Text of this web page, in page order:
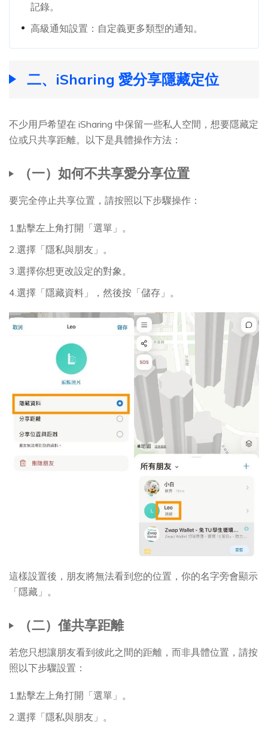
記錄。
高級通知設置：自定義更多類型的通知。
二、iSharing 愛分享隱藏定位
不少用戶希望在 iSharing 中保留一些私人空間，想要隱藏定
位或只共享距離。以下是具體操作方法：
（一）如何不共享愛分享位置
要完全停止共享位置，請按照以下步驟操作：
1.點擊左上角打開「選單」。
2.選擇「隱私與朋友」。
3.選擇你想更改設定的對象。
4.選擇「隱藏資料」，然後按「儲存」。
這樣設置後，朋友將無法看到您的位置，你的名字旁會顯示
「隱藏」。
（二）僅共享距離
若您只想讓朋友看到彼此之間的距離，而非具體位置，請按
照以下步驟設置：
1.點擊左上角打開「選單」。
2.選擇「隱私與朋友」。